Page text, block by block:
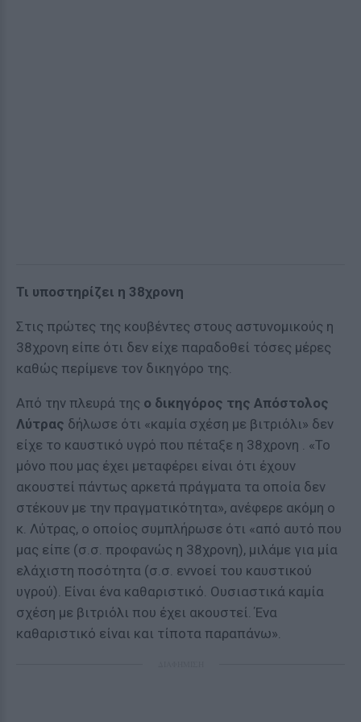
Τι υποστηρίζει η 38χρονη
Στις πρώτες της κουβέντες στους αστυνομικούς η
38χρονη είπε ότι δεν είχε παραδοθεί τόσες μέρες
καθώς περίμενε τον δικηγόρο της.
Από την πλευρά της ο δικηγόρος της Απόστολος
Λύτρας δήλωσε ότι «καμία σχέση με βιτριόλι» δεν
είχε το καυστικό υγρό που πέταξε η 38χρονη . «Το
μόνο που μας έχει μεταφέρει είναι ότι έχουν
ακουστεί πάντως αρκετά πράγματα τα οποία δεν
στέκουν με την πραγματικότητα», ανέφερε ακόμη ο
κ. Λύτρας, ο οποίος συμπλήρωσε ότι «από αυτό που
μας είπε (σ.σ. προφανώς η 38χρονη), μιλάμε για μία
ελάχιστη ποσότητα (σ.σ. εννοεί του καυστικού
υγρού). Είναι ένα καθαριστικό. Ουσιαστικά καμία
σχέση με βιτριόλι που έχει ακουστεί. Ένα
καθαριστικό είναι και τίποτα παραπάνω».